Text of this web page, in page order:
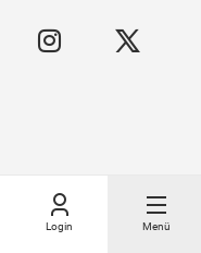
Login Menü